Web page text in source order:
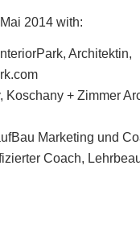
2014 with:
Architektin,
Koschany + Zimmer
Marketing und
Coach,